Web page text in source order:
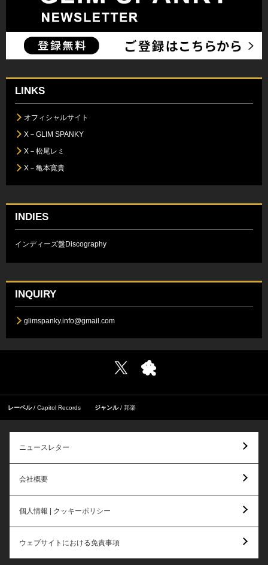
LINKS
オフィシャルサイト
X－GLIM SPANKY
X－松尾レミ
X－亀本寛貴
INDIES
インディーズ盤Discography
INQUIRY
glimspanky.info@gmail.com
レーベル Capitol Records ジャンル 邦楽
ニュースレター
会社概要
個人情報 | クッキーポリシー
ウェブサイトにおける免責事項